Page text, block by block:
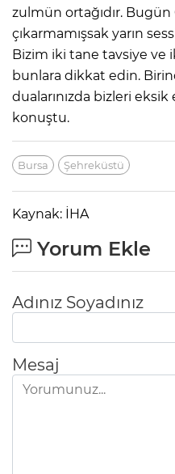
zulmün ortağıdır. Bugün
çıkarmamışsak yarın
Bizim iki tane tavsiye ve
bunlara dikkat edin.
dualarınızda bizleri
konuştu.
Bursa Şehreküstü
Kaynak: İHA
Yorum Ekle
Adınız Soyadınız
Mesaj